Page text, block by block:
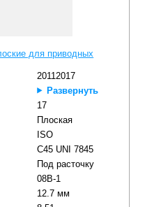
для приводных
20112017
Развернуть
17
Плоская
ISO
C45 UNI 7845
Под расточку
08B-1
12.7 мм